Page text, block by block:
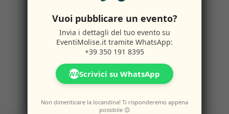
AltriEventi
Potresti anche amare questi eventi.
Vuoi pubblicare un evento?
Invia i dettagli del tuo evento su
EventiMolise.it tramite WhatsApp:
+39 350 191 8395
WAScrivici su WhatsApp
Non dimenticare la locandina! Ti risponderemo appena
possibile 😊